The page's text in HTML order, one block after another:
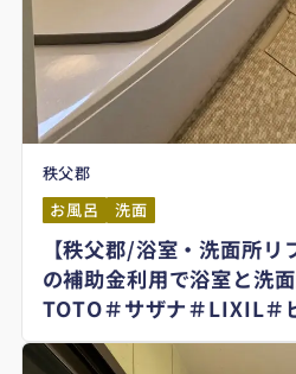
秩父郡
お風呂
洗面
【秩父郡/浴室・洗面所
の補助金利用で浴室と洗
TOTO＃サザナ＃LIXIL＃
2025キャンペーン＃子育
事業＃先進的窓リノベ